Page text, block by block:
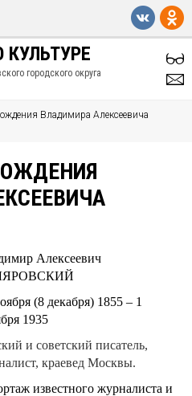
городского округа
Владимира Алексеевича
Алексеевич
(8 декабря) 1855 – 1
1935
и советский писатель,
краевед Москвы.
известного журналиста и